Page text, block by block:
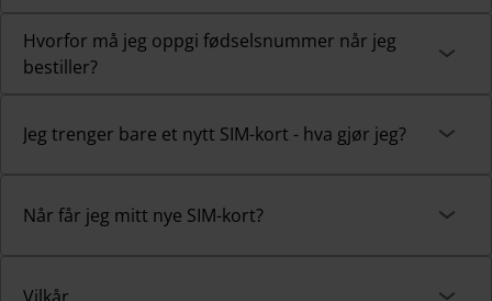
Hvorfor må jeg oppgi fødselsnummer når jeg
bestiller?
Jeg trenger bare et nytt SIM-kort - hva gjør jeg?
Når får jeg mitt nye SIM-kort?